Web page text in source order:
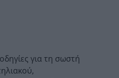
για τη σωστή